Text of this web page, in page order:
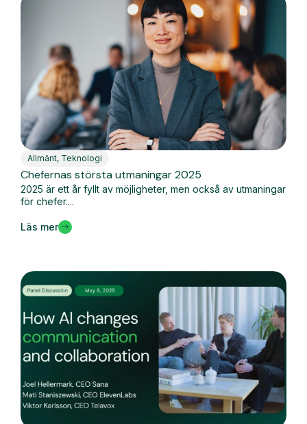
Allmänt, Teknologi
Chefernas största utmaningar 2025
2025 är ett år fyllt av möjligheter, men också av utmaningar
för chefer....
Läs mer